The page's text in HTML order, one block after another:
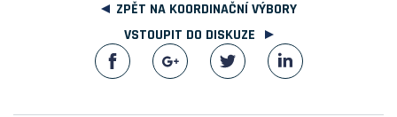
ZPĚT NA KOORDINAČNÍ VÝBORY
VSTOUPIT DO DISKUZE